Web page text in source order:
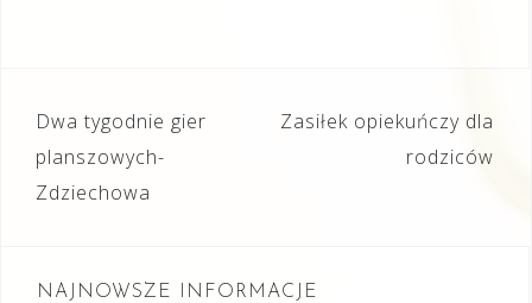
Nawigacja
wpisu
Dwa tygodnie gier
planszowych-
Zdziechowa
Zasiłek opiekuńczy dla
rodziców
NAJNOWSZE INFORMACJE